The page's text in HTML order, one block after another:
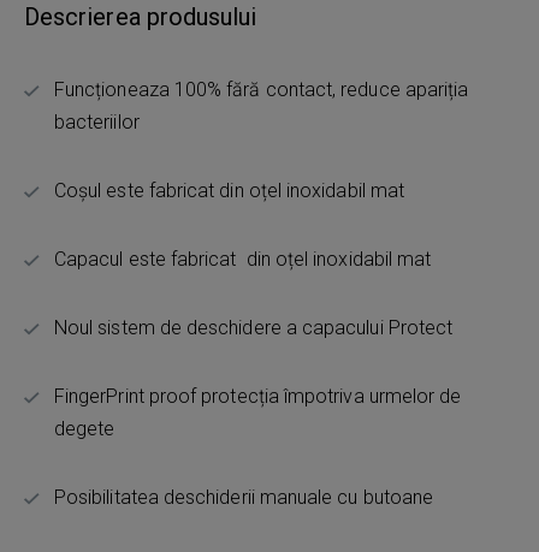
Descrierea produsului
Funcționeaza 100% fără contact, reduce apariția
bacteriilor
Coșul este fabricat din oțel inoxidabil mat
Capacul este fabricat din oțel inoxidabil mat
Noul sistem de deschidere a capacului Protect
FingerPrint proof protecția împotriva urmelor de
degete
Posibilitatea deschiderii manuale cu butoane